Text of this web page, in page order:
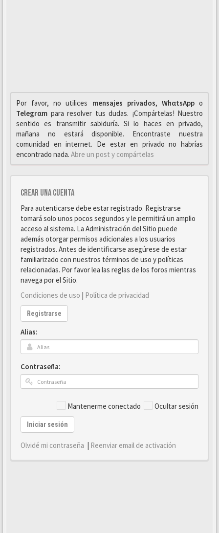
Por favor, no utilices mensajes privados, WhαtsAppo
Telegrαm para resolver tus dudas. ¡Compártelas! Nuestro
sentido es transmitir sabiduría. Si lo haces en privado,
mañana no estará disponible. Encontraste nuestra
comunidad en internet. De estar en privado no habrías
encontrado nada. Abre un post y compártelas
Crear una cuenta
Para autenticarse debe estar registrado. Registrarse
tomará solo unos pocos segundos y le permitirá un amplio
acceso al sistema. La Administración del Sitio puede
además otorgar permisos adicionales a los usuarios
registrados. Antes de identificarse asegúrese de estar
familiarizado con nuestros términos de uso y políticas
relacionadas. Por favor lea las reglas de los foros mientras
navega por el Sitio.
Condiciones de uso | Política de privacidad
Registrarse
Alias:
Contraseña:
Mantenerme conectado Ocultar sesión
Iniciar sesión
Olvidé mi contraseña | Reenviar email de activación